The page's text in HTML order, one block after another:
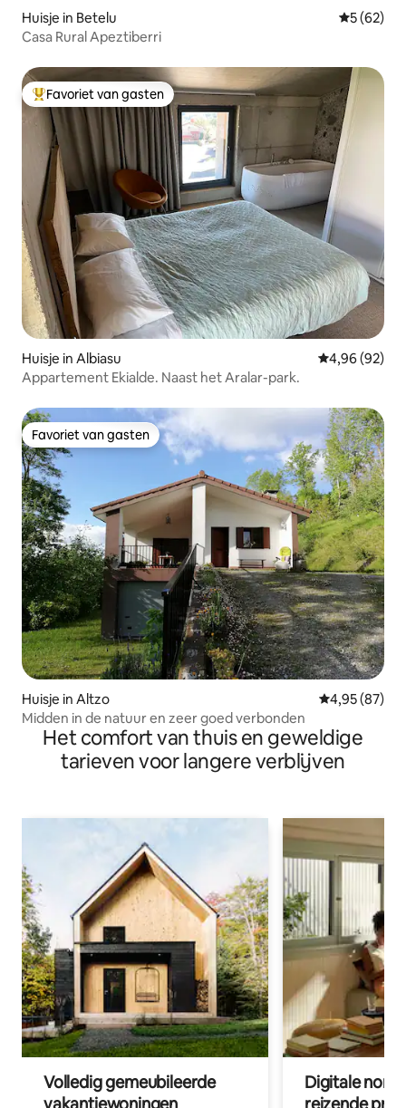
Huisje in Betelu
5 (62)
Casa Rural Apeztiberri
Topfavoriet van gasten
Favoriet van gasten
Huisje in Albiasu Gemiddelde
4,96 (92)
Appartement Ekialde. Naast het Aralar-park.
Favoriet van gasten
Favoriet van gasten
Huisje in Altzo Gemiddelde
4,95 (87)
Midden in de natuur en zeer goed verbonden
Het comfort van thuis en geweldige
tarieven voor langere verblijven
Volledig gemeubileerde
Digitale